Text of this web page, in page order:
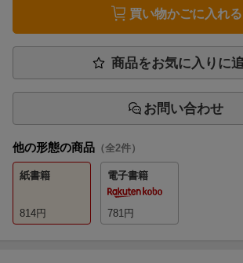
買い物かごに入れる
商品をお気に入りに
お問い合わせ
他の形態の商品 （全2件）
紙書籍
814円
電子書籍
781 円